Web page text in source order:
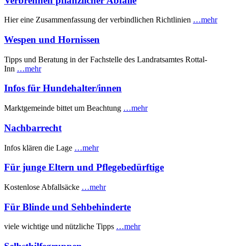
Hier eine Zusammenfassung der verbindlichen Richtlinien …mehr
Wespen und Hornissen
Tipps und Beratung in der Fachstelle des Landratsamtes Rottal-
Inn …mehr
Infos für Hundehalter/innen
Marktgemeinde bittet um Beachtung …mehr
Nachbarrecht
Infos klären die Lage …mehr
Für junge Eltern und Pflegebedürftige
Kostenlose Abfallsäcke …mehr
Für Blinde und Sehbehinderte
viele wichtige und nützliche Tipps …mehr